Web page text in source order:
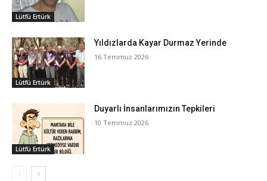
Lütfü Ertürk
Lütfü Ertürk
Yıldızlarda Kayar Durmaz Yerinde
16 Temmuz 2026
Lütfü Ertürk
Duyarlı İnsanlarımızın Tepkileri
10 Temmuz 2026